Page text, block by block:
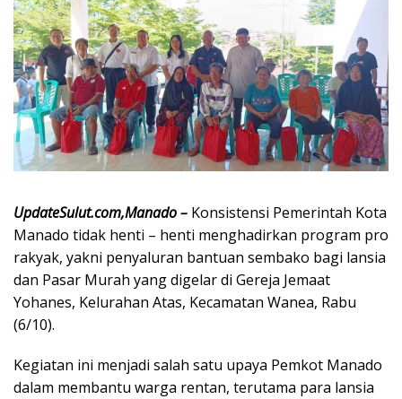
UpdateSulut.com,Manado – Konsistensi Pemerintah Kota
Manado tidak henti – henti menghadirkan program pro
rakyak, yakni penyaluran bantuan sembako bagi lansia
dan Pasar Murah yang digelar di Gereja Jemaat
Yohanes, Kelurahan Atas, Kecamatan Wanea, Rabu
(6/10).
Kegiatan ini menjadi salah satu upaya Pemkot Manado
dalam membantu warga rentan, terutama para lansia